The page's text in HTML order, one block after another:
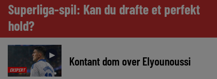
Superliga-spil: Kan du drafte et perfekt
hold?
EKSPERT
► Kontant dom over Elyounoussi